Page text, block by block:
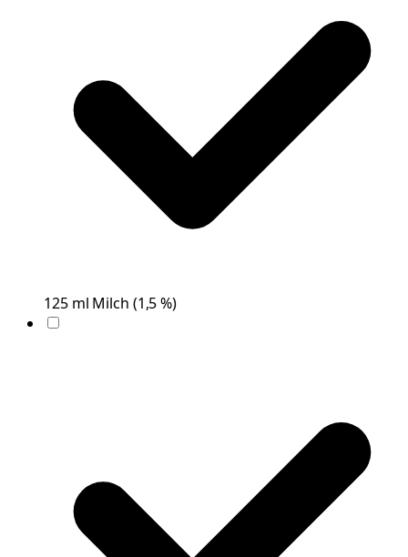
125 ml Milch (1,5 %)